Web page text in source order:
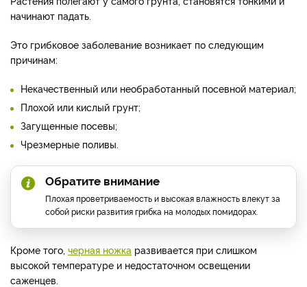
начинают падать.
Это грибковое заболевание возникает по следующим
причинам:
Некачественный или необработанный посевной материал;
Плохой или кислый грунт;
Загущенные посевы;
Чрезмерные поливы.
Обратите внимание
Плохая проветриваемость и высокая влажность влекут за
собой риски развития грибка на молодых помидорах.
Кроме того, черная ножка развивается при слишком
высокой температуре и недостаточном освещении
саженцев.